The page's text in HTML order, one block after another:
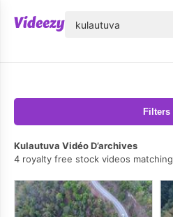
Filters
Kulautuva Vidéo D’archives
4 royalty free stock videos matching